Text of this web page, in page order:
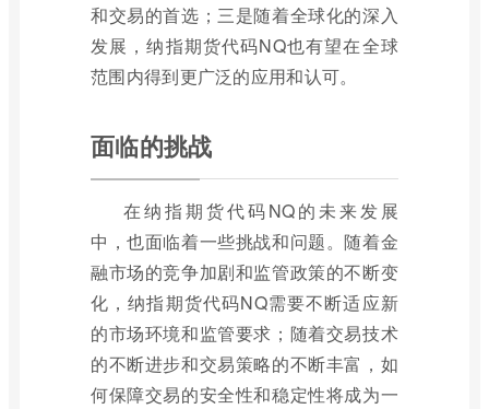
和交易的首选；三是随着全球化的深入
发展，纳指期货代码NQ也有望在全球
范围内得到更广泛的应用和认可。
面临的挑战
在纳指期货代码NQ的未来发展
中，也面临着一些挑战和问题。随着金
融市场的竞争加剧和监管政策的不断变
化，纳指期货代码NQ需要不断适应新
的市场环境和监管要求；随着交易技术
的不断进步和交易策略的不断丰富，如
何保障交易的安全性和稳定性将成为一